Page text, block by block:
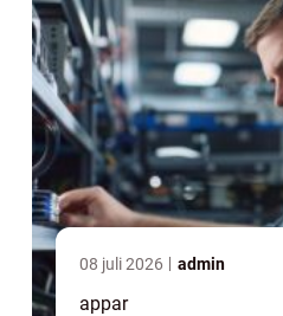
08 juli 2026 admin
appar